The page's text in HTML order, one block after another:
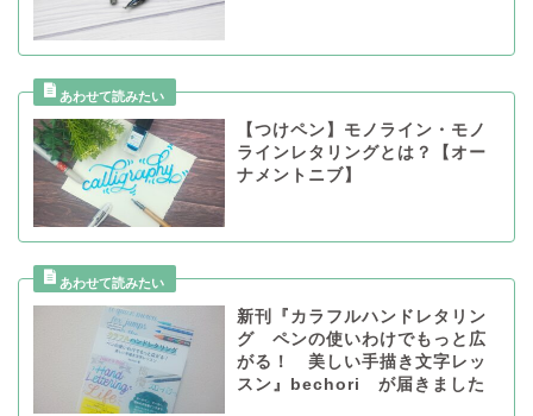
【つけペン】モノライン・モノ
ラインレタリングとは？【オー
ナメントニブ】
新刊『カラフルハンドレタリン
グ ペンの使いわけでもっと広
がる！ 美しい手描き文字レッ
スン』bechori が届きました